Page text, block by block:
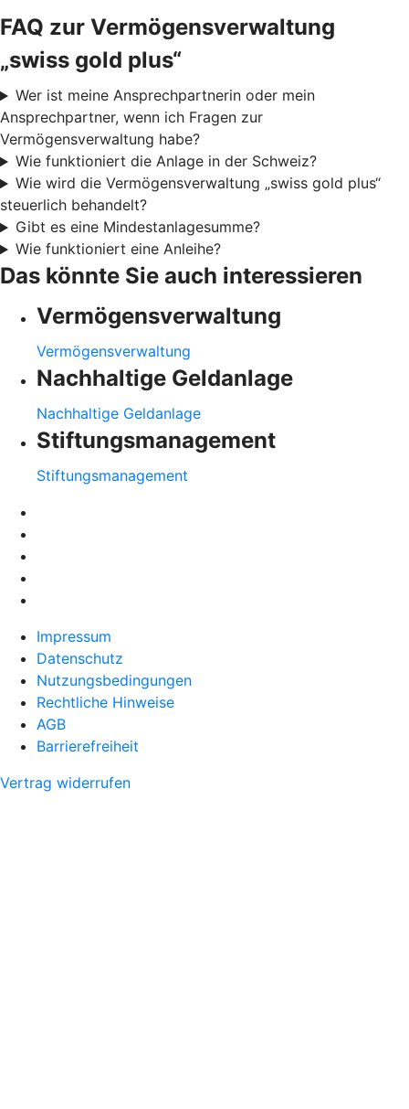
FAQ zur Vermögensverwaltung
„swiss gold plus“
Wer ist meine Ansprechpartnerin oder mein
Ansprechpartner, wenn ich Fragen zur
Vermögensverwaltung habe?
Wie funktioniert die Anlage in der Schweiz?
Wie wird die Vermögensverwaltung „swiss gold plus“
steuerlich behandelt?
Gibt es eine Mindestanlagesumme?
Wie funktioniert eine Anleihe?
Das könnte Sie auch interessieren
Vermögensverwaltung
Vermögensverwaltung
Nachhaltige Geldanlage
Nachhaltige Geldanlage
Stiftungsmanagement
Stiftungsmanagement
Impressum
Datenschutz
Nutzungsbedingungen
Rechtliche Hinweise
AGB
Barrierefreiheit
Vertrag widerrufen